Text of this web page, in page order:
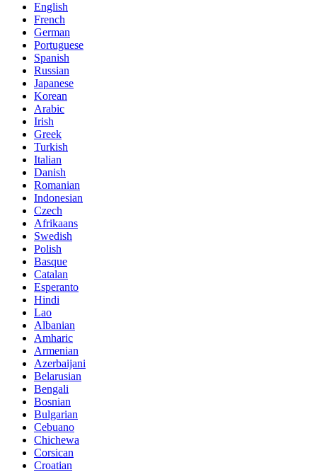
English
French
German
Portuguese
Spanish
Russian
Japanese
Korean
Arabic
Irish
Greek
Turkish
Italian
Danish
Romanian
Indonesian
Czech
Afrikaans
Swedish
Polish
Basque
Catalan
Esperanto
Hindi
Lao
Albanian
Amharic
Armenian
Azerbaijani
Belarusian
Bengali
Bosnian
Bulgarian
Cebuano
Chichewa
Corsican
Croatian